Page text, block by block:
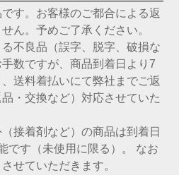
す。お客様のご都合による返
ん。予めご了承ください。
不良品（誤字、脱字、破損な
数ですが、商品到着日より7
送料着払いにて弊社までご返
・交換など）対応させていた
接着剤など）の商品は到着日
です（未使用に限る）。 なお
せていただきます。